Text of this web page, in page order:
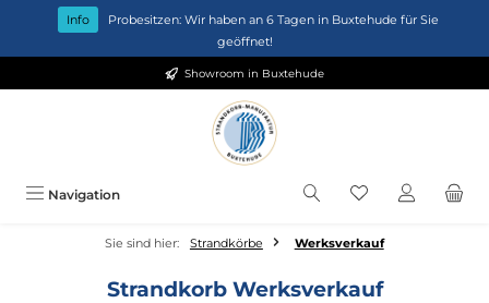
Zum Hauptinhalt springen
Info
Probesitzen: Wir haben an 6 Tagen in Buxtehude für Sie
geöffnet!
Showroom in Buxtehude
Navigation Du hast 0
Sie sind hier: Strandkörbe Werksverkauf
Strandkorb Werksverkauf